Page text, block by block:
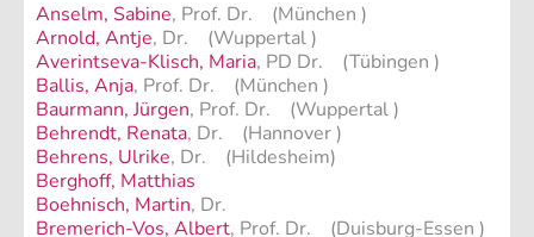
Anselm, Sabine, Prof. Dr. (München )
Arnold, Antje, Dr. (Wuppertal )
Averintseva-Klisch, Maria, PD Dr. (Tübingen )
Ballis, Anja, Prof. Dr. (München )
Baurmann, Jürgen, Prof. Dr. (Wuppertal )
Behrendt, Renata, Dr. (Hannover )
Behrens, Ulrike, Dr. (Hildesheim)
Berghoff, Matthias
Boehnisch, Martin, Dr.
Bremerich-Vos, Albert, Prof. Dr. (Duisburg-Essen )